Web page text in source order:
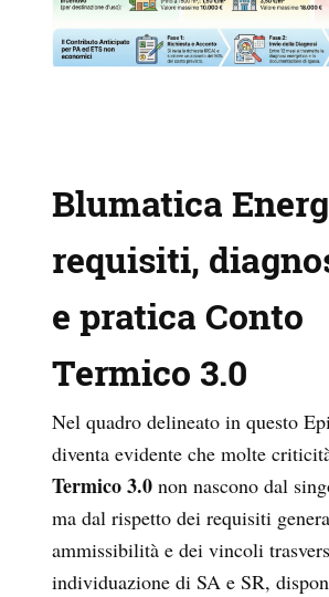
Blumatica
requisiti,
e pratica Conto
Termico 3.0
Nel quadro delineato in questo
diventa evidente che molte
Termico 3.0 non nascono dal
ma dal rispetto dei requisiti
ammissibilità e dei vincoli
individuazione di SA e SR,